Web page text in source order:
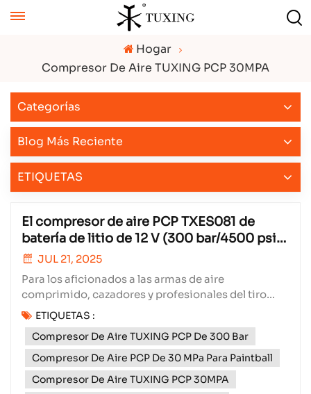
Hogar
Compresor De Aire TUXING PCP 30MPA
Categorías
Blog Más Reciente
ETIQUETAS
El compresor de aire PCP TXES081 de
batería de litio de 12 V (300 bar/4500 psi,
12 l/min)
JUL 21, 2025
Para los aficionados a las armas de aire
comprimido, cazadores y profesionales del tiro
deportivo, contar con un compresor de aire PCP
(precargado neumático) confiable es esencial. El
TXES081 PCP de batería de litio de 12 V. Compresor
de aire Es revolucionario: ofrece 300 bar (4500 psi)
de presión c...
ETIQUETAS :
Compresor De Aire TUXING PCP De 300 Bar
Compresor De Aire PCP De 30 MPa Para Paintball
Compresor De Aire TUXING PCP 30MPA